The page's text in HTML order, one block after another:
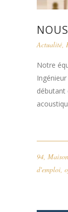
Actualité,
Notre
débutant
94,
d'emploi,